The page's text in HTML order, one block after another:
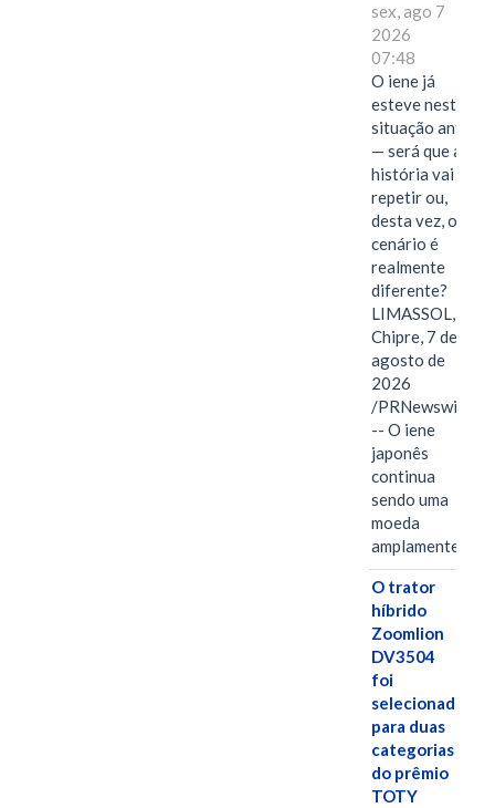
sex, ago 7
2026
07:48
O iene já
esteve nesta
situação antes
— será que a
história vai se
repetir ou,
desta vez, o
cenário é
realmente
diferente?
LIMASSOL,
Chipre, 7 de
agosto de
2026
/PRNewswire/
-- O iene
japonês
continua
sendo uma
moeda
amplamente…
O trator
híbrido
Zoomlion
DV3504
foi
selecionado
para duas
categorias
do prêmio
TOTY